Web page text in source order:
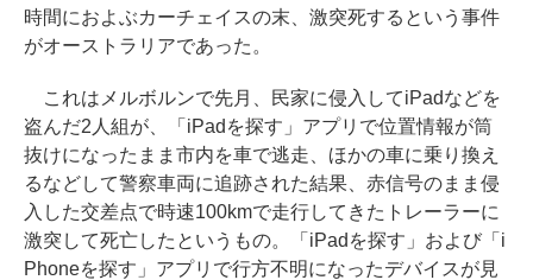
時間におよぶカーチェイスの末、激突死するという事件
がオーストラリアであった。
これはメルボルンで先月、民家に侵入してiPadなどを
盗んだ2人組が、「iPadを探す」アプリで位置情報が筒
抜けになったまま市内を車で逃走、ほかの車に乗り換え
るなどして警察車両に追跡された結果、赤信号のまま侵
入した交差点で時速100kmで走行してきたトレーラーに
激突して死亡したというもの。「iPadを探す」および「i
Phoneを探す」アプリで行方不明になったデバイスが見